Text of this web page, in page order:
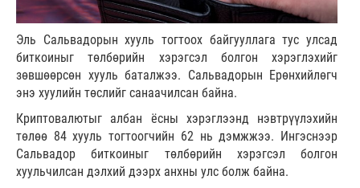
Эль Сальвадорын хууль тогтоох байгууллага тус улсад
биткоиныг төлбөрийн хэрэгсэл болгон хэрэглэхийг
зөвшөөрсөн хууль баталжээ. Сальвадорын Ерөнхийлөгч
энэ хуулийн төслийг санаачилсан байна.
Криптовалютыг албан ёсны хэрэглээнд нэвтрүүлэхийн
төлөө 84 хууль тогтоогчийн 62 нь дэмжжээ. Ингэснээр
Сальвадор биткоиныг төлбөрийн хэрэгсэл болгон
хуульчилсан дэлхий дээрх анхны улс болж байна.